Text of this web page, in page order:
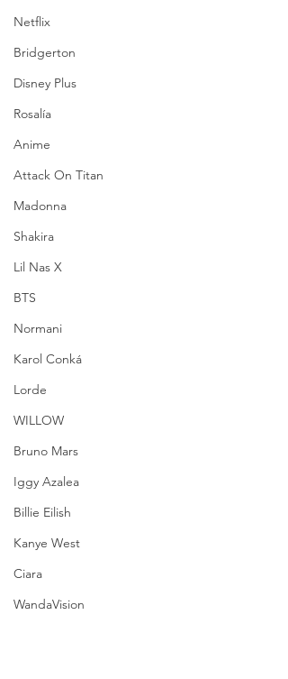
Netflix
Bridgerton
Disney Plus
Rosalía
Anime
Attack On Titan
Madonna
Shakira
Lil Nas X
BTS
Normani
Karol Conká
Lorde
WILLOW
Bruno Mars
Iggy Azalea
Billie Eilish
Kanye West
Ciara
WandaVision